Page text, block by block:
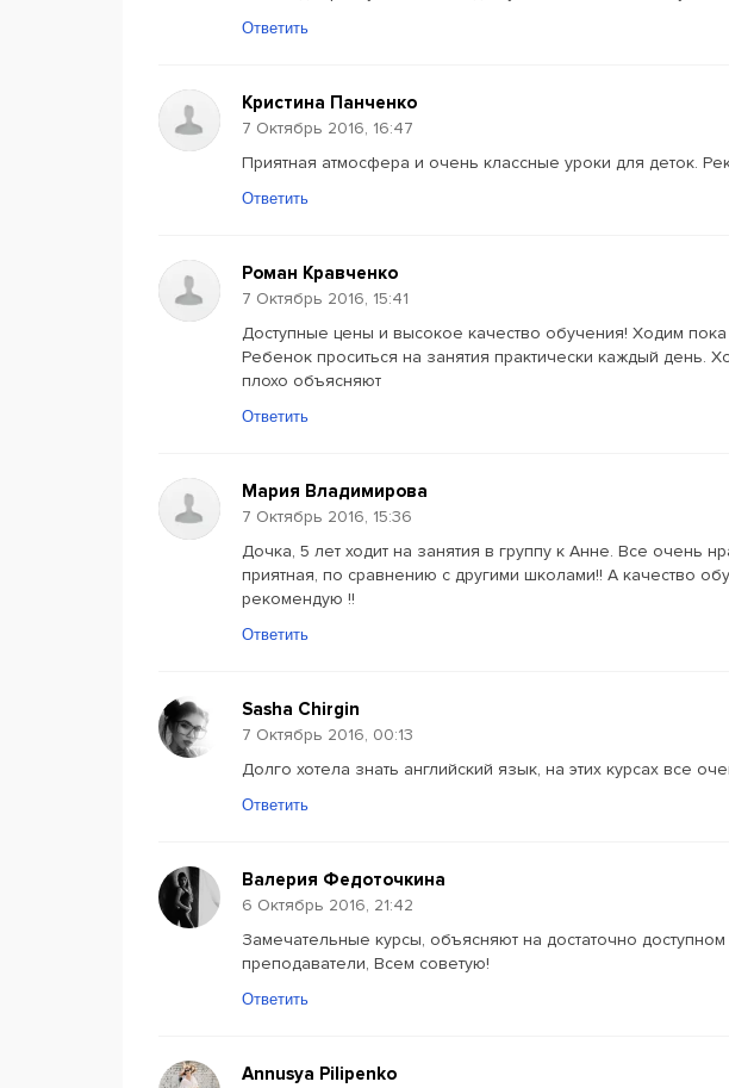
Ответить
Кристина Панченко
7 Октябрь 2016, 16:47
Приятная атмосфера и очень классные уроки для деток.
Ответить
Роман Кравченко
7 Октябрь 2016, 15:41
Доступные цены и высокое качество обучения! Ходим пока
Ребенок проситься на занятия практически каждый день.
плохо объясняют
Ответить
Мария Владимирова
7 Октябрь 2016, 15:36
Дочка, 5 лет ходит на занятия в группу к Анне. Все очень
приятная, по сравнению с другими школами!! А качество
рекомендую !!
Ответить
Sasha Chirgin
7 Октябрь 2016, 00:13
Долго хотела знать английский язык, на этих курсах все
Ответить
Валерия Федоточкина
6 Октябрь 2016, 21:42
Замечательные курсы, объясняют на достаточно
преподаватели, Всем советую!
Ответить
Annusya Pilipenko